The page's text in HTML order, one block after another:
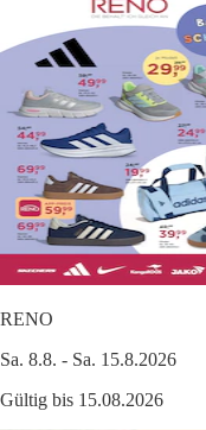
RENO
Sa. 8.8. - Sa. 15.8.2026
Gültig bis 15.08.2026